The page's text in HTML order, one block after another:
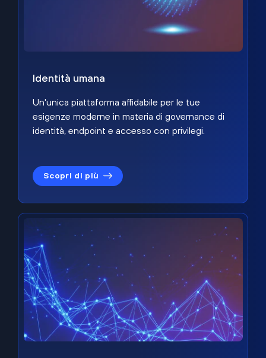
Identità umana
Un'unica piattaforma affidabile per le tue
esigenze moderne in materia di governance di
identità, endpoint e accesso con privilegi.
Scopri di più